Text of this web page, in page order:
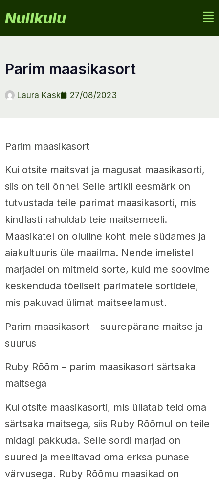
Nullkulu
parim maasikasort
Laura Kask 27/08/2023
Parim maasikasort
Kui otsite maitsvat ja magusat maasikasorti,
siis on teil õnne! Selle artikli eesmärk on
tutvustada teile parimat maasikasorti, mis
kindlasti rahuldab teie maitsemeeli.
Maasikatel on oluline koht meie südames ja
aiakultuuris üle maailma. Nende imelistel
marjadel on mitmeid sorte, kuid me soovime
keskenduda tõeliselt parimatele sortidele,
mis pakuvad ülimat maitseelamust.
Parim maasikasort – suurepärane maitse ja
suurus
Ruby Rõõm – parim maasikasort särtsaka
maitsega
Kui otsite maasikasorti, mis üllatab teid oma
särtsaka maitsega, siis Ruby Rõõmul on teile
midagi pakkuda. Selle sordi marjad on
suured ja meelitavad oma erksa punase
värvusega. Ruby Rõõmu maasikad on